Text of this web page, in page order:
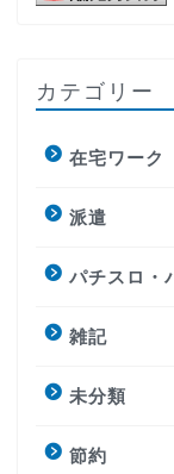
カテゴリー
在宅ワーク
派遣
パチスロ・
雑記
未分類
節約